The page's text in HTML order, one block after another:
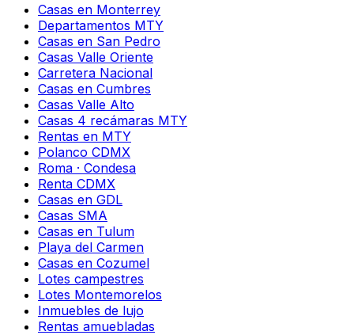
Casas en Monterrey
Departamentos MTY
Casas en San Pedro
Casas Valle Oriente
Carretera Nacional
Casas en Cumbres
Casas Valle Alto
Casas 4 recámaras MTY
Rentas en MTY
Polanco CDMX
Roma · Condesa
Renta CDMX
Casas en GDL
Casas SMA
Casas en Tulum
Playa del Carmen
Casas en Cozumel
Lotes campestres
Lotes Montemorelos
Inmuebles de lujo
Rentas amuebladas